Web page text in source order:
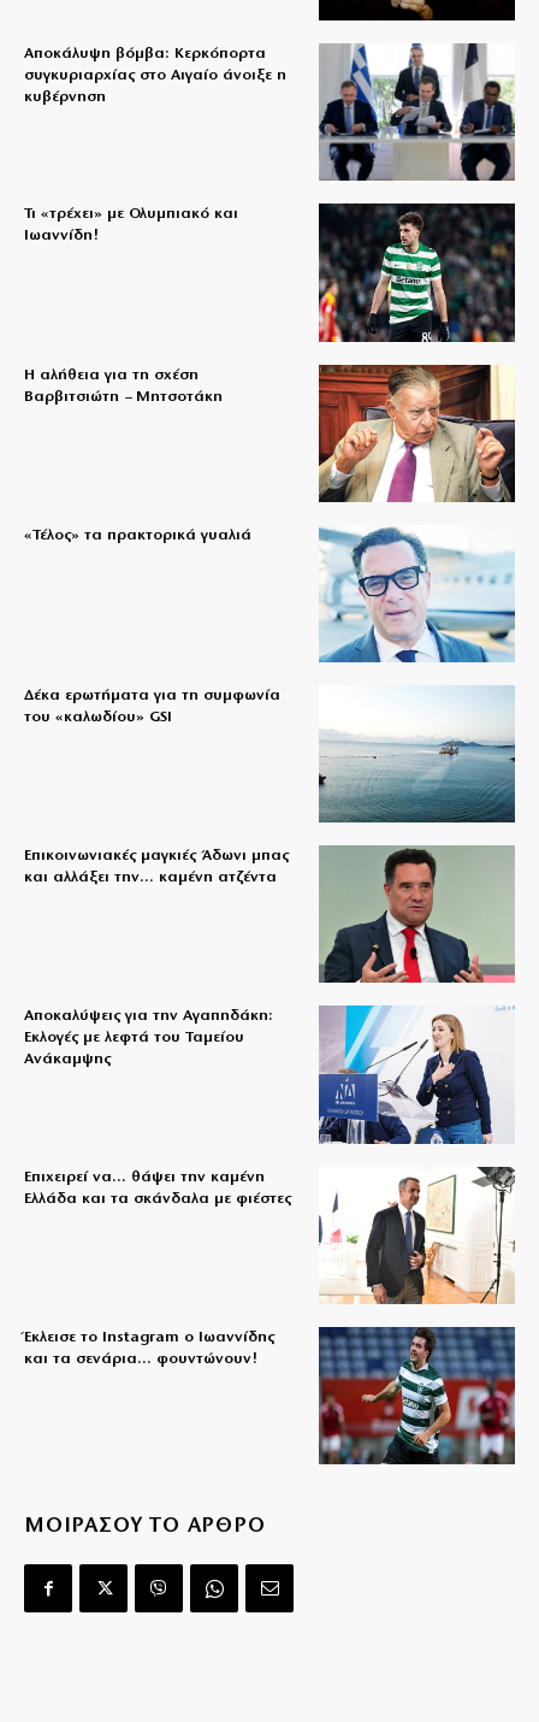
Αποκάλυψη βόμβα: Κερκόπορτα
συγκυριαρχίας στο Αιγαίο άνοιξε η
κυβέρνηση
Τι «τρέχει» με Ολυμπιακό και
Ιωαννίδη!
Η αλήθεια για τη σχέση
Βαρβιτσιώτη – Μητσοτάκη
«Τέλος» τα πρακτορικά γυαλιά
Δέκα ερωτήματα για τη συμφωνία
του «καλωδίου» GSI
Επικοινωνιακές μαγκιές Άδωνι μπας
και αλλάξει την… καμένη ατζέντα
Αποκαλύψεις για την Αγαπηδάκη:
Εκλογές με λεφτά του Ταμείου
Ανάκαμψης
Επιχειρεί να… θάψει την καμένη
Ελλάδα και τα σκάνδαλα με φιέστες
Έκλεισε το Instagram ο Ιωαννίδης
και τα σενάρια… φουντώνουν!
ΜΟΙΡΑΣΟΥ ΤΟ ΑΡΘΡΟ